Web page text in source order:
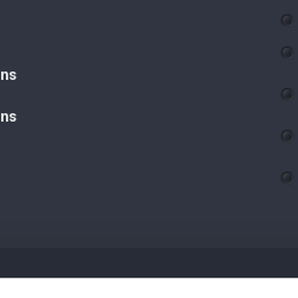
Motocross History s'efforce de